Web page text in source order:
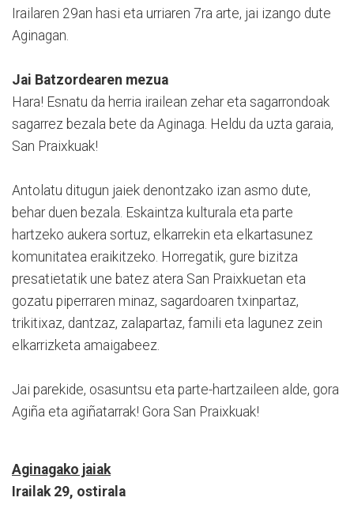
Irailaren 29an hasi eta urriaren 7ra arte, jai izango dute
Aginagan.
Jai Batzordearen mezua
Hara! Esnatu da herria irailean zehar eta sagarrondoak
sagarrez bezala bete da Aginaga. Heldu da uzta garaia,
San Praixkuak!
Antolatu ditugun jaiek denontzako izan asmo dute,
behar duen bezala. Eskaintza kulturala eta parte
hartzeko aukera sortuz, elkarrekin eta elkartasunez
komunitatea eraikitzeko. Horregatik, gure bizitza
presatietatik une batez atera San Praixkuetan eta
gozatu piperraren minaz, sagardoaren txinpartaz,
trikitixaz, dantzaz, zalapartaz, famili eta lagunez zein
elkarrizketa amaigabeez.
Jai parekide, osasuntsu eta parte-hartzaileen alde, gora
Agiña eta agiñatarrak! Gora San Praixkuak!
Aginagako jaiak
Irailak 29, ostirala